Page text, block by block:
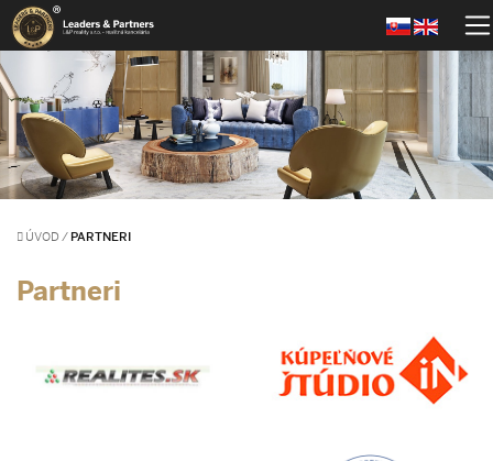
ÚVOD / PARTNERI
Partneri